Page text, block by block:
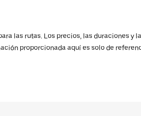
las rutas. Los precios, las duraciones y
proporcionada aquí es solo de